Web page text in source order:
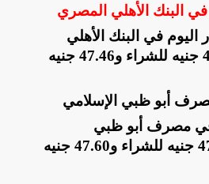
في البنك الأهلي المصري
في البنك الأهلي
المصري عند 47.36 جنيه للشراء و47.46 جنيه
أبو ظبي الإسلامي
في مصرف أبو ظبي
الإسلامي عند 47.50 جنيه للشراء و47.60 جنيه